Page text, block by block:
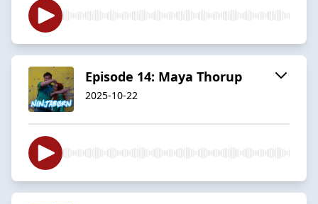
Episode 14: Maya Thorup
2025-10-22